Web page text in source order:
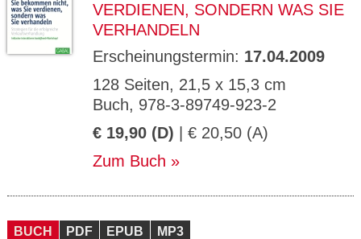
VERDIENEN, SONDERN WAS SIE
VERHANDELN
Erscheinungstermin: 17.04.2009
128 Seiten, 21,5 x 15,3 cm
Buch, 978-3-89749-923-2
€ 19,90 (D) | € 20,50 (A)
Zum Buch
BUCH PDF EPUB MP3